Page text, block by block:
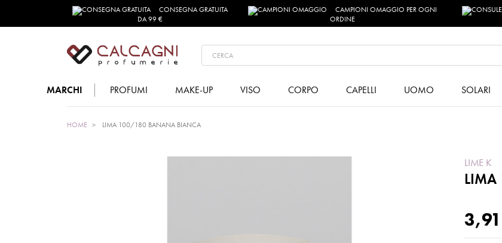
CONSEGNA GRATUITA
DA 99 €
CAMPIONI OMAGGIO PER OGNI
ORDINE
MARCHI PROFUMI MAKE-UP VISO CORPO CAPELLI UOMO SOLARI
HOME LIMA 100/180 BANANA BIANCA
LIME K